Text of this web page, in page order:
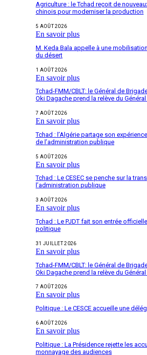
Agriculture : le Tchad reçoit de
chinois pour moderniser la production
5 AOÛT 2026
En savoir plus
M. Keda Bala appelle à une
du désert
1 AOÛT 2026
En savoir plus
Tchad-FMM/CBLT: le Général de
Oki Dagache prend la relève du
7 AOÛT 2026
En savoir plus
Tchad : l’Algérie partage son
de l’administration publique
5 AOÛT 2026
En savoir plus
Tchad : Le CESEC se penche sur la
l’administration publique
3 AOÛT 2026
En savoir plus
Tchad : Le PJDT fait son entrée
politique
31 JUILLET 2026
En savoir plus
Tchad-FMM/CBLT: le Général de
Oki Dagache prend la relève du
7 AOÛT 2026
En savoir plus
Politique : Le CESCE accueille une
6 AOÛT 2026
En savoir plus
Politique : La Présidence rejette les
monnayage des audiences